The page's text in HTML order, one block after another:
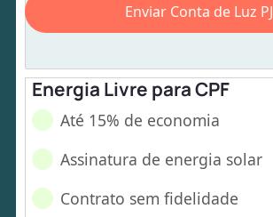
Enviar Conta de Luz PJ
Energia Livre para CPF
Até 15% de economia
Assinatura de energia solar
Contrato sem fidelidade